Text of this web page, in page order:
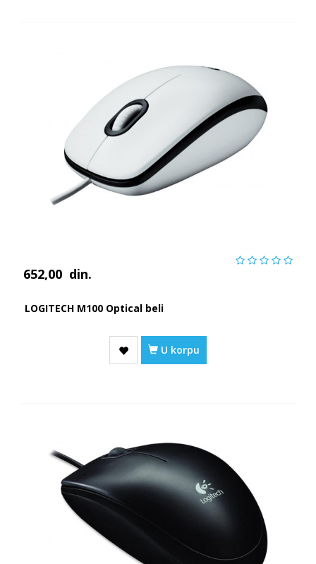
652,00 din.
LOGITECH M100 Optical beli
U korpu